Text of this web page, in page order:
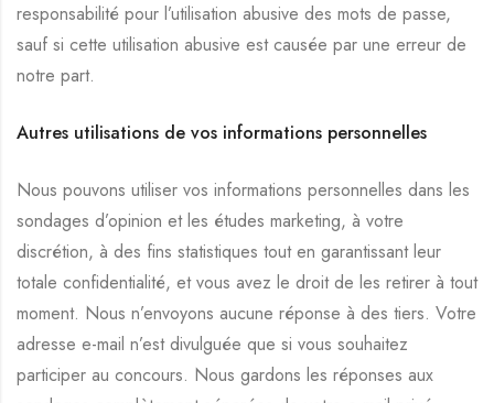
responsabilité pour l’utilisation abusive des mots de passe,
sauf si cette utilisation abusive est causée par une erreur de
notre part.
Autres utilisations de vos informations personnelles
Nous pouvons utiliser vos informations personnelles dans les
sondages d’opinion et les études marketing, à votre
discrétion, à des fins statistiques tout en garantissant leur
totale confidentialité, et vous avez le droit de les retirer à tout
moment. Nous n’envoyons aucune réponse à des tiers. Votre
adresse e-mail n’est divulguée que si vous souhaitez
participer au concours. Nous gardons les réponses aux